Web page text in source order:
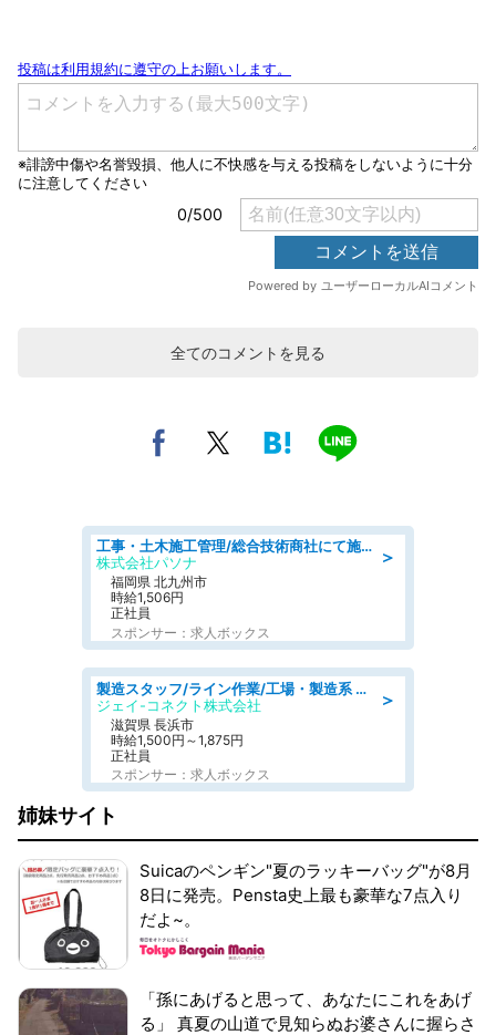
全てのコメントを見る
＞
工事・土木施工管理/総合技術商社にて施工管理のお仕事/即日勤務可/車通勤可/工事・土木施工管理/生産・品質管理
株式会社パソナ
福岡県 北九州市
時給1,506円
正社員
スポンサー：求人ボックス
＞
製造スタッフ/ライン作業/工場・製造系 エンジン部品の機械加工/未経験可/昼食代無料
ジェイ-コネクト株式会社
滋賀県 長浜市
時給1,500円～1,875円
正社員
スポンサー：求人ボックス
姉妹サイト
Suicaのペンギン"夏のラッキーバッグ"が8月
8日に発売。Pensta史上最も豪華な7点入り
だよ~。
「孫にあげると思って、あなたにこれをあげ
る」 真夏の山道で見知らぬお婆さんに握らさ